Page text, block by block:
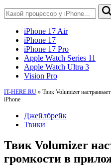
iPhone 17 Air
iPhone 17
iPhone 17 Pro
Apple Watch Series 11
Apple Watch Ultra 3
Vision Pro
IT-HERE.RU » Твик Volumizer
iPhone
Джейлбрейк
Твики
Твик Volumizer
громкости в